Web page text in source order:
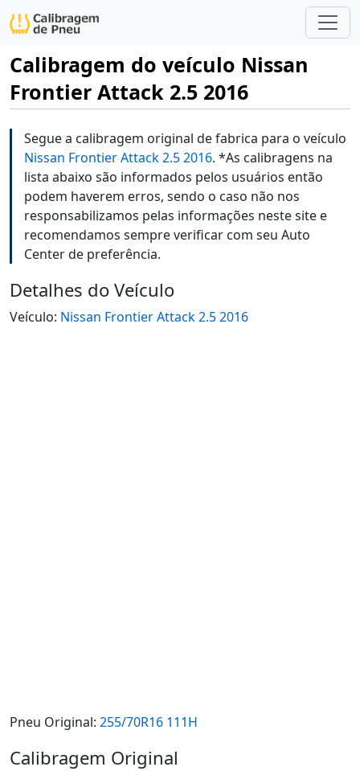
Calibragem do veículo Nissan
Frontier Attack 2.5 2016
Segue a calibragem original de fabrica para o veículo
Nissan Frontier Attack 2.5 2016. *As calibragens na
lista abaixo são informados pelos usuários então
podem haverem erros, sendo o caso não nos
responsabilizamos pelas informações neste site e
recomendamos sempre verificar com seu Auto
Center de preferência.
Detalhes do Veículo
Veículo: Nissan Frontier Attack 2.5 2016
Pneu Original: 255/70R16 111H
Calibragem Original